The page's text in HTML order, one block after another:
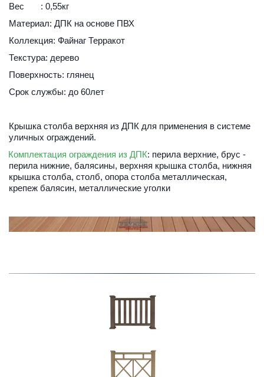
Вес       : 0,55кг
Материал: ДПК на основе ПВХ
Коллекция: Файнаг Терракот
Текстура: дерево
Поверхность: глянец
Срок службы: до 60лет
Крышка столба верхняя из ДПК для применения в системе
уличных ограждений.
Комплектация ограждения из ДПК: перила верхние, брус -
перила нижние, балясины, верхняя крышка столба, нижняя
крышка столба, столб, опора столба металлическая,
крепеж балясин, металлические уголки